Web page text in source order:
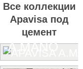
Все коллекции
Apavisa под
цемент
A.MANO